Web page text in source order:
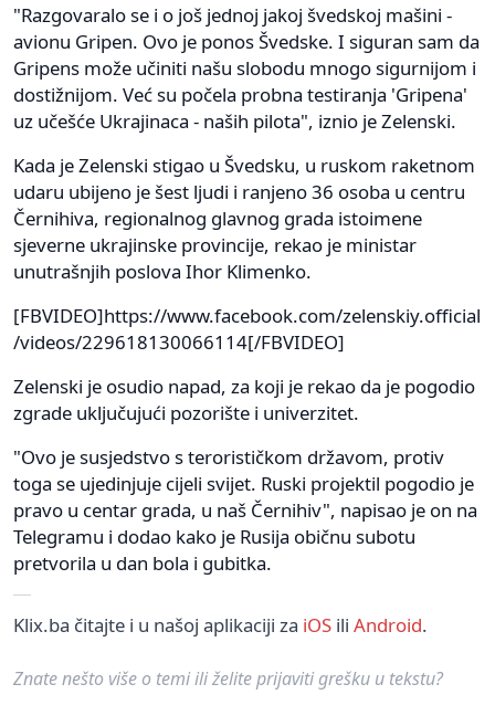
"Razgovaralo se i o još jednoj jakoj švedskoj mašini -
avionu Gripen. Ovo je ponos Švedske. I siguran sam da
Gripens može učiniti našu slobodu mnogo sigurnijom i
dostižnijom. Već su počela probna testiranja 'Gripena'
uz učešće Ukrajinaca - naših pilota", iznio je Zelenski.
Kada je Zelenski stigao u Švedsku, u ruskom raketnom
udaru ubijeno je šest ljudi i ranjeno 36 osoba u centru
Černihiva, regionalnog glavnog grada istoimene
sjeverne ukrajinske provincije, rekao je ministar
unutrašnjih poslova Ihor Klimenko.
[FBVIDEO]https://www.facebook.com/zelenskiy.official
/videos/229618130066114[/FBVIDEO]
Zelenski je osudio napad, za koji je rekao da je pogodio
zgrade uključujući pozorište i univerzitet.
"Ovo je susjedstvo s terorističkom državom, protiv
toga se ujedinjuje cijeli svijet. Ruski projektil pogodio je
pravo u centar grada, u naš Černihiv", napisao je on na
Telegramu i dodao kako je Rusija običnu subotu
pretvorila u dan bola i gubitka.
Klix.ba čitajte i u našoj aplikaciji za iOS ili Android.
Znate nešto više o temi ili želite prijaviti grešku u tekstu?